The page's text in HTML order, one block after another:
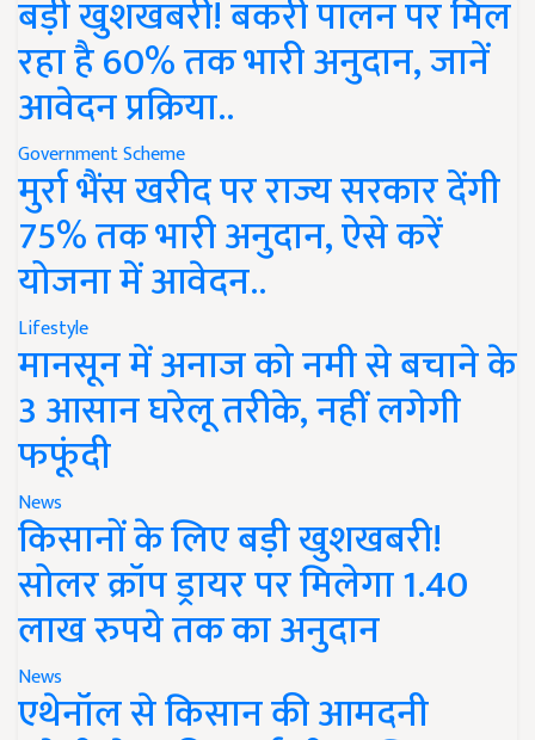
बड़ी खुशखबरी! बकरी पालन पर मिल
रहा है 60% तक भारी अनुदान, जानें
आवेदन प्रक्रिया..
Government Scheme
मुर्रा भैंस खरीद पर राज्य सरकार देंगी
75% तक भारी अनुदान, ऐसे करें
योजना में आवेदन..
Lifestyle
मानसून में अनाज को नमी से बचाने के
3 आसान घरेलू तरीके, नहीं लगेगी
फफूंदी
News
किसानों के लिए बड़ी खुशखबरी!
सोलर क्रॉप ड्रायर पर मिलेगा 1.40
लाख रुपये तक का अनुदान
News
एथेनॉल से किसान की आमदनी